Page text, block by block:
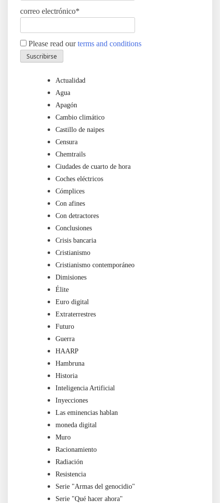
correo electrónico*
Please read ourterms and conditions
Actualidad
Agua
Apagón
Cambio climático
Castillo de naipes
Censura
Chemtrails
Ciudades de cuarto de hora
Coches eléctricos
Cómplices
Con afines
Con detractores
Conclusiones
Crisis bancaria
Cristianismo
Cristianismo contemporáneo
Dimisiones
Élite
Euro digital
Extraterrestres
Futuro
Guerra
HAARP
Hambruna
Historia
Inteligencia Artificial
Inyecciones
Las eminencias hablan
moneda digital
Muro
Racionamiento
Radiación
Resistencia
Serie "Armas del genocidio"
Serie "Qué hacer ahora"